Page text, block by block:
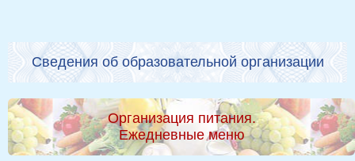
Сведения об образовательной организации
Организация питания.
Ежедневные меню